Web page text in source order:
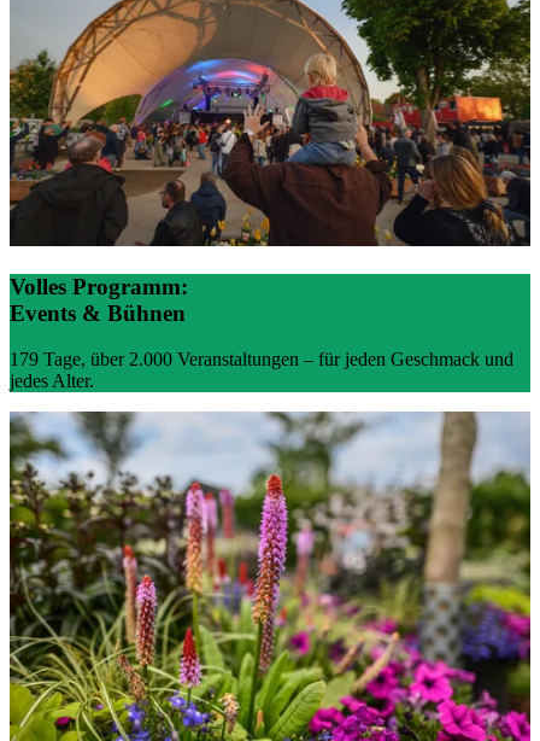
Volles Programm:
Events & Bühnen
179 Tage, über 2.000 Veranstaltungen – für jeden Geschmack und
jedes Alter.